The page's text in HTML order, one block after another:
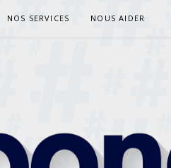
NOS SERVICES NOUS AIDER